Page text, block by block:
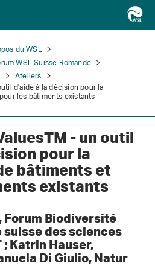
du WSL
WSL Suisse Romande
Ateliers
d'aide à la décision pour la
les bâtiments existants
- un outil
pour la
bâtiments et
existants
Biodiversité
suisse des sciences
Katrin Hauser,
Di Giulio, Natur